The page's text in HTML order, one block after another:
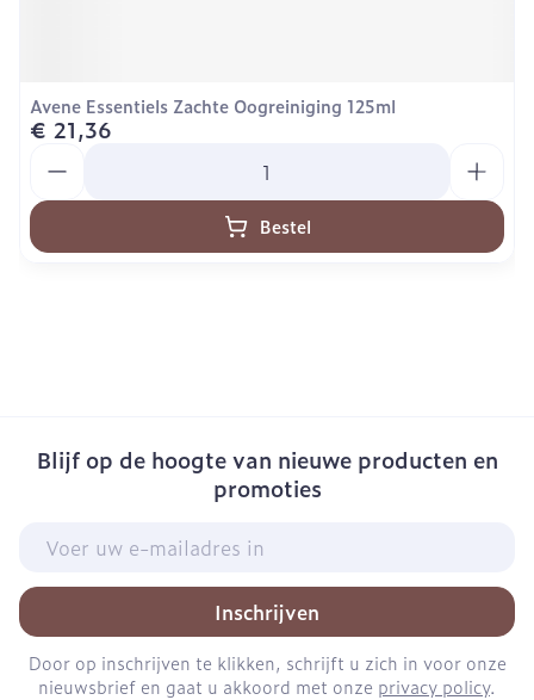
Avene Essentiels Zachte Oogreiniging 125ml
€ 21,36
Bestel
Blijf op de hoogte van nieuwe producten en
promoties
Inschrijven
Door op inschrijven te klikken, schrijft u zich in voor onze
nieuwsbrief en gaat u akkoord met onze privacy policy.